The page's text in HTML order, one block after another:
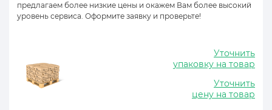
предлагаем более низкие цены и окажем Вам более высокий
уровень сервиса. Оформите заявку и проверьте!
Уточнить
упаковку на товар
Уточнить
цену на товар